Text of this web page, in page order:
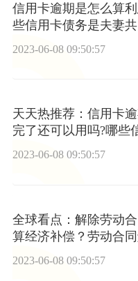
信用卡逾期是怎么算
些信用卡债务是夫妻
2023-06-08 09:50:57
天天热推荐：信用卡
完了还可以用吗?哪些
务是个人债务?
2023-06-08 09:50:57
全球看点：解除劳动
算经济补偿？劳动合
2023-06-08 09:50:57